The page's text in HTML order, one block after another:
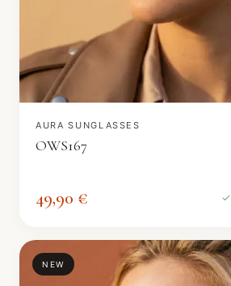
AURA SUNGLASSES
OWS167
49,90 €
NEW